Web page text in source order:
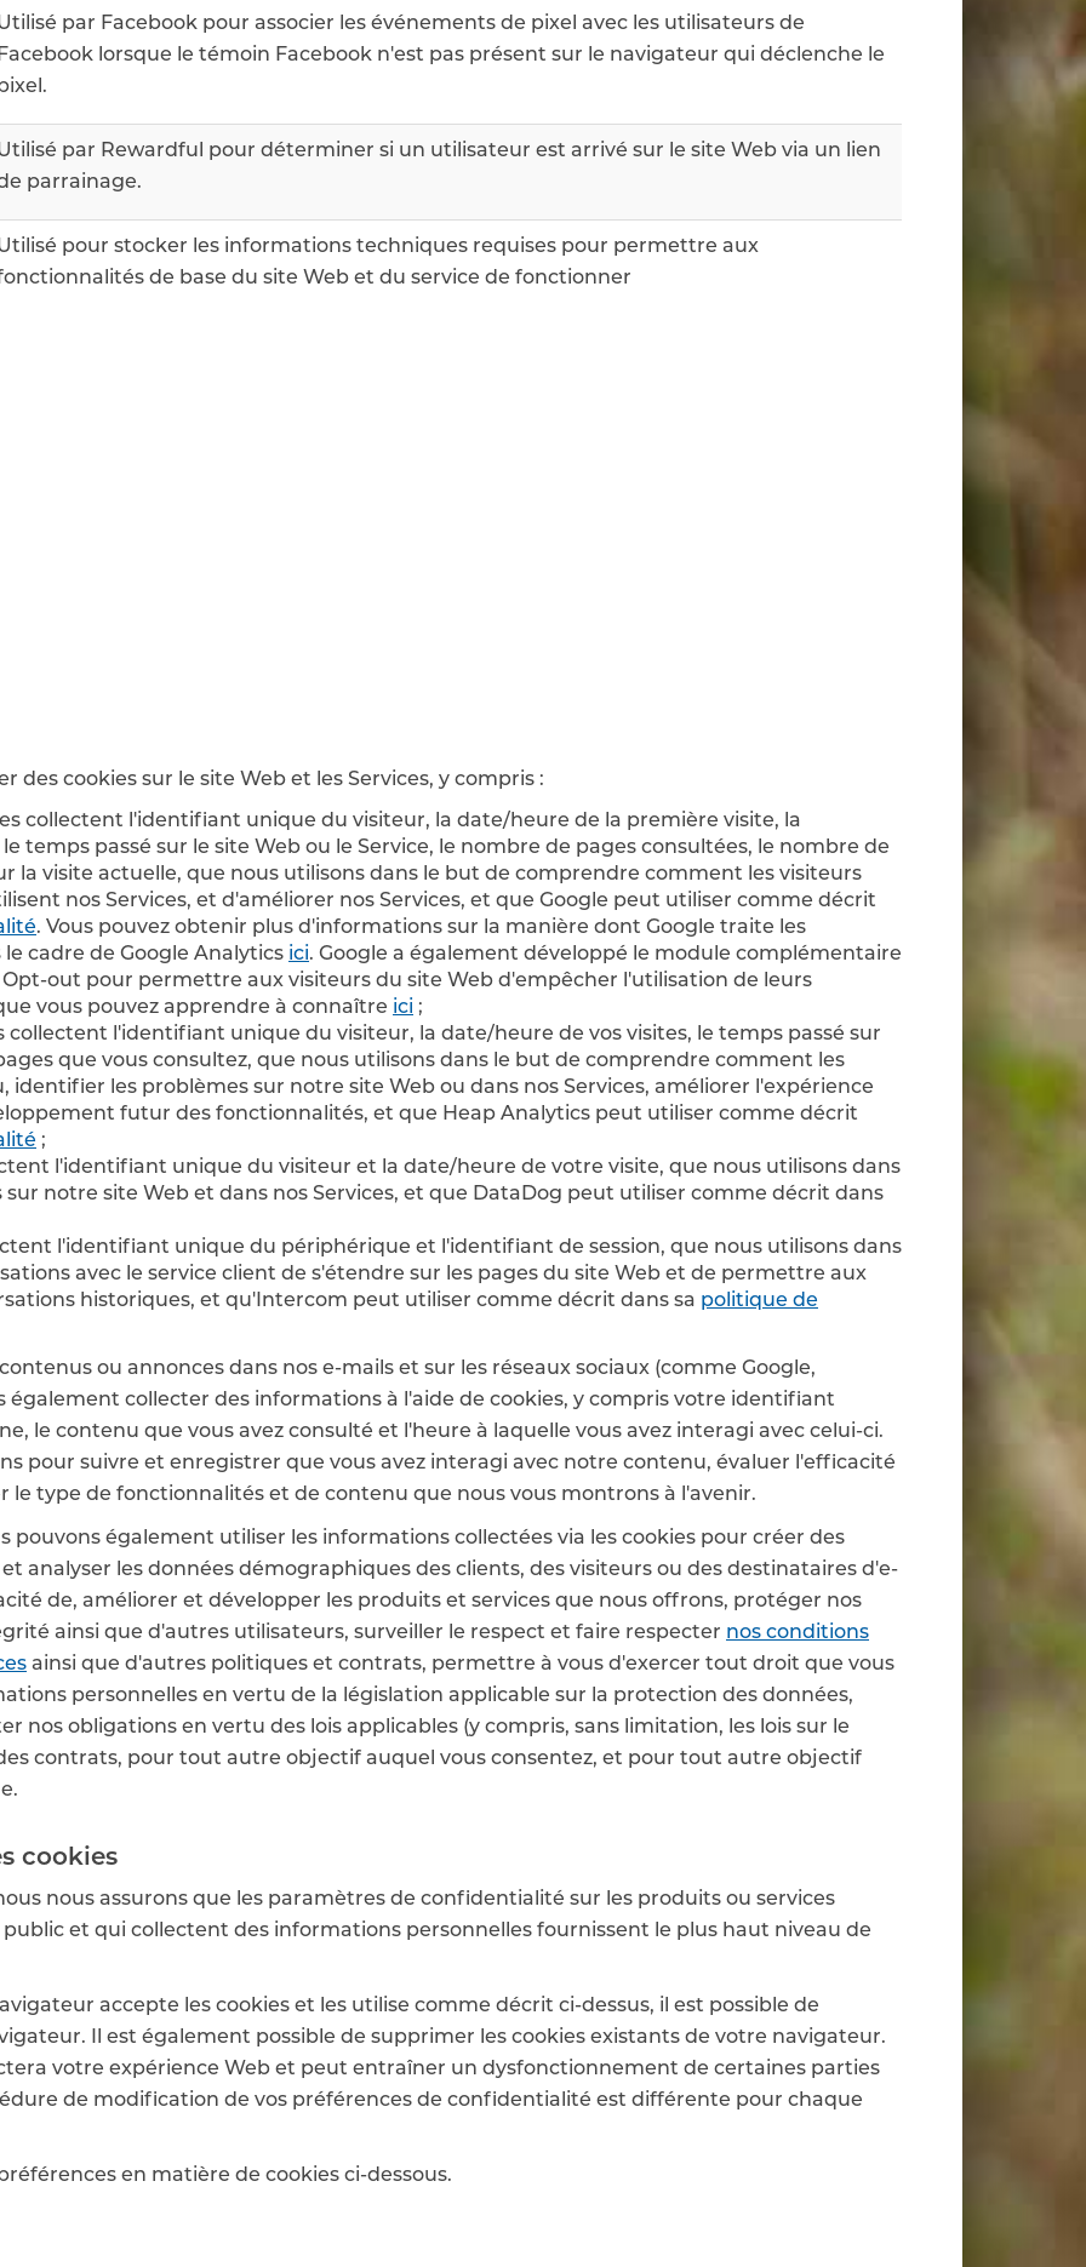
par Facebook pour associer les événements de pixel avec les utilisateurs de
lorsque le témoin Facebook n'est pas présent sur le navigateur qui déclenche le
par Rewardful pour déterminer si un utilisateur est arrivé sur le site Web via un lien
parrainage.
pour stocker les informations techniques requises pour permettre aux
de base du site Web et du service de fonctionner
des cookies sur le site Web et les Services, y compris :
collectent l'identifiant unique du visiteur, la date/heure de la première visite, la
temps passé sur le site Web ou le Service, le nombre de pages consultées, le nombre de
la visite actuelle, que nous utilisons dans le but de comprendre comment les visiteurs
nos Services, et d'améliorer nos Services, et que Google peut utiliser comme décrit
. Vous pouvez obtenir plus d'informations sur la manière dont Google traite les
cadre de Google Analytics ici. Google a également développé le module complémentaire
out pour permettre aux visiteurs du site Web d'empêcher l'utilisation de leurs
vous pouvez apprendre à connaître ici ;
collectent l'identifiant unique du visiteur, la date/heure de vos visites, le temps passé sur
que vous consultez, que nous utilisons dans le but de comprendre comment les
les problèmes sur notre site Web ou dans nos Services, améliorer l'expérience
futur des fonctionnalités, et que Heap Analytics peut utiliser comme décrit
;
l'identifiant unique du visiteur et la date/heure de votre visite, que nous utilisons dans
notre site Web et dans nos Services, et que DataDog peut utiliser comme décrit dans
l'identifiant unique du périphérique et l'identifiant de session, que nous utilisons dans
avec le service client de s'étendre sur les pages du site Web et de permettre aux
historiques, et qu'Intercom peut utiliser comme décrit dans sa politique de
ou annonces dans nos e-mails et sur les réseaux sociaux (comme Google,
également collecter des informations à l'aide de cookies, y compris votre identifiant
le contenu que vous avez consulté et l'heure à laquelle vous avez interagi avec celui-ci.
pour suivre et enregistrer que vous avez interagi avec notre contenu, évaluer l'efficacité
type de fonctionnalités et de contenu que nous vous montrons à l'avenir.
pouvons également utiliser les informations collectées via les cookies pour créer des
analyser les données démographiques des clients, des visiteurs ou des destinataires d'e-
de, améliorer et développer les produits et services que nous offrons, protéger nos
ainsi que d'autres utilisateurs, surveiller le respect et faire respecter nos conditions
ainsi que d'autres politiques et contrats, permettre à vous d'exercer tout droit que vous
personnelles en vertu de la législation applicable sur la protection des données,
nos obligations en vertu des lois applicables (y compris, sans limitation, les lois sur le
contrats, pour tout autre objectif auquel vous consentez, et pour tout autre objectif
cookies
nous assurons que les paramètres de confidentialité sur les produits ou services
et qui collectent des informations personnelles fournissent le plus haut niveau de
accepte les cookies et les utilise comme décrit ci-dessus, il est possible de
Il est également possible de supprimer les cookies existants de votre navigateur.
votre expérience Web et peut entraîner un dysfonctionnement de certaines parties
de modification de vos préférences de confidentialité est différente pour chaque
en matière de cookies ci-dessous.